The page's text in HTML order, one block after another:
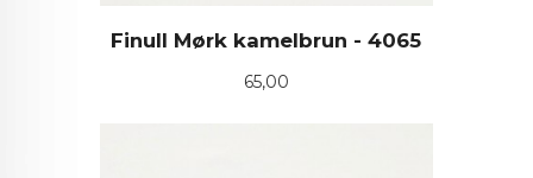
Finull Mørk kamelbrun - 4065
Pris
65,00